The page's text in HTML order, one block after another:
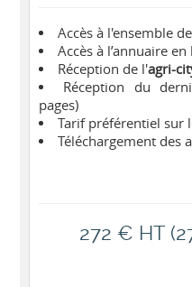
Accès à l'ensemble
Accès à l’annuaire
Réception de l'agri-
Réception du
pages)
Tarif préférentiel sur
Téléchargement des
272 € HT